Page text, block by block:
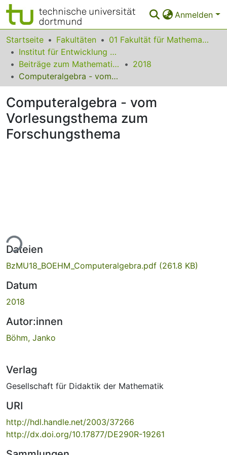
Anmelden
Bereiche & Sammlungen
Das gesamte Repositorium
Statistiken
FAQ
Leitlinien
Zurück zur Startseite
Startseite Fakultäten
01 Fakultät für Mathematik
Institut für Entwicklung und Erforschung des Mathematikunterrichts
Beiträge zum Mathematikunterricht
2018
Computeralgebra - vom Vorlesungsthema zum Forschungsthema
Computeralgebra - vom
Vorlesungsthema zum
Forschungsthema
Dateien
BzMU18_BOEHM_Computeralgebra.pdf (261.8 KB)
Datum
2018
Autor:innen
Böhm, Janko
Verlag
Gesellschaft für Didaktik der Mathematik
URI
http://hdl.handle.net/2003/37266
http://dx.doi.org/10.17877/DE290R-19261